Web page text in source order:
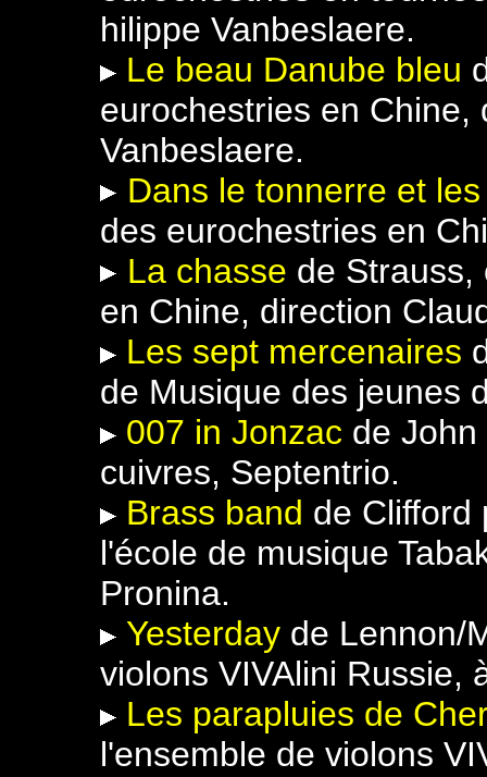
hilippe Vanbeslaere.
Le beau Danube bleu
eurochestries en Chine,
Vanbeslaere.
Dans le tonnerre et
des eurochestries en
La chasse de Strauss,
en Chine, direction
Les sept mercenaires
de Musique des jeunes
007 in Jonzac de
cuivres, Septentrio.
Brass band de Clifford
l'école de musique
Pronina.
Yesterday de Lennon/
violons VIVAlini Russie,
Les parapluies de
l'ensemble de violons